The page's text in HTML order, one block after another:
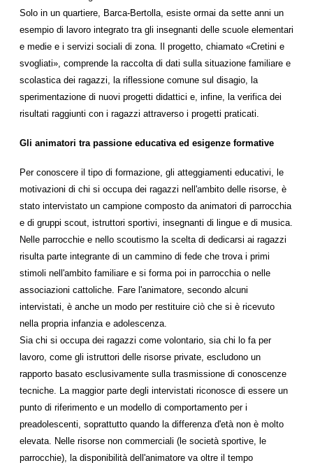
Solo in un quartiere, Barca-Bertolla, esiste ormai da sette anni un
esempio di lavoro integrato tra gli insegnanti delle scuole elementari
e medie e i servizi sociali di zona. Il progetto, chiamato «Cretini e
svogliati», comprende la raccolta di dati sulla situazione familiare e
scolastica dei ragazzi, la riflessione comune sul disagio, la
sperimentazione di nuovi progetti didattici e, infine, la verifica dei
risultati raggiunti con i ragazzi attraverso i progetti praticati.
Gli animatori tra passione educativa ed esigenze formative
Per conoscere il tipo di formazione, gli atteggiamenti educativi, le
motivazioni di chi si occupa dei ragazzi nell'ambito delle risorse, è
stato intervistato un campione composto da animatori di parrocchia
e di gruppi scout, istruttori sportivi, insegnanti di lingue e di musica.
Nelle parrocchie e nello scoutismo la scelta di dedicarsi ai ragazzi
risulta parte integrante di un cammino di fede che trova i primi
stimoli nell'ambito familiare e si forma poi in parrocchia o nelle
associazioni cattoliche. Fare l'animatore, secondo alcuni
intervistati, è anche un modo per restituire ciò che si è ricevuto
nella propria infanzia e adolescenza.
Sia chi si occupa dei ragazzi come volontario, sia chi lo fa per
lavoro, come gli istruttori delle risorse private, escludono un
rapporto basato esclusivamente sulla trasmissione di conoscenze
tecniche. La maggior parte degli intervistati riconosce di essere un
punto di riferimento e un modello di comportamento per i
preadolescenti, soprattutto quando la differenza d'età non è molto
elevata. Nelle risorse non commerciali (le società sportive, le
parrocchie), la disponibilità dell'animatore va oltre il tempo